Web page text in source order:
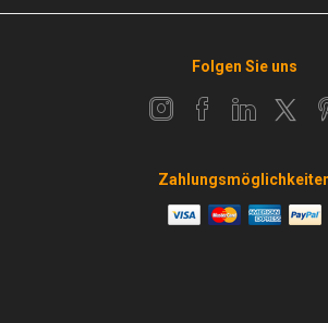
Folgen Sie uns